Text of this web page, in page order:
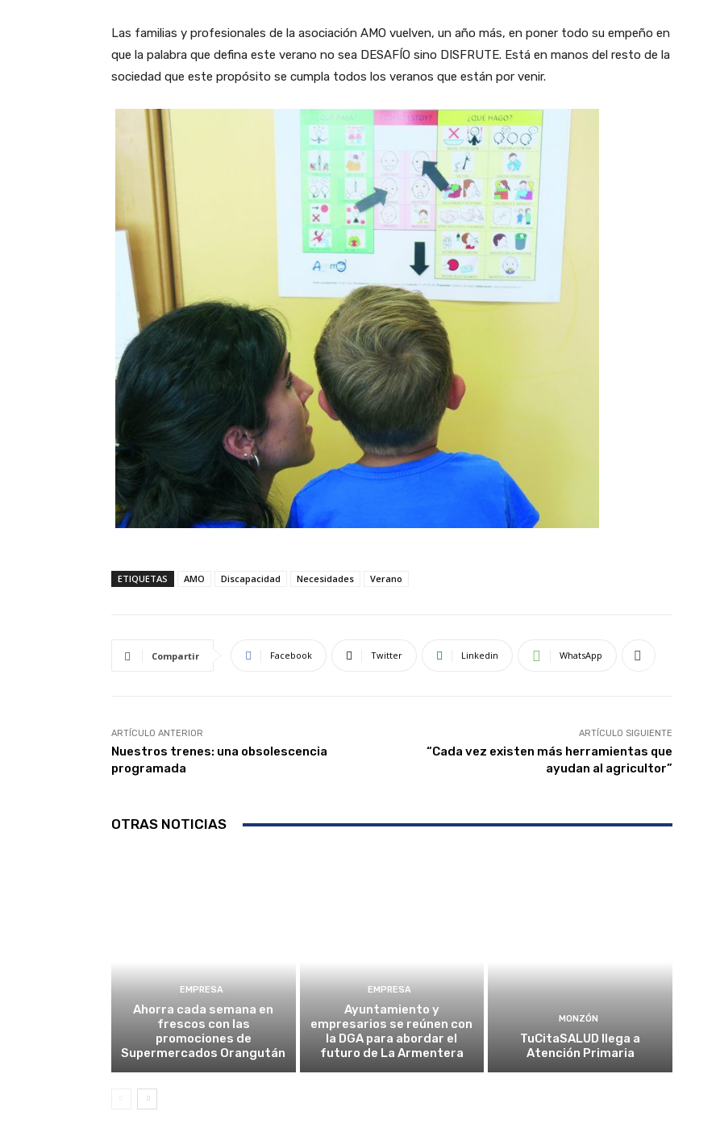
Las familias y profesionales de la asociación AMO vuelven, un año más, en poner todo su empeño en
que la palabra que defina este verano no sea DESAFÍO sino DISFRUTE. Está en manos del resto de la
sociedad que este propósito se cumpla todos los veranos que están por venir.
ETIQUETAS AMO Discapacidad Necesidades Verano
Compartir Facebook Twitter Linkedin WhatsApp
ARTÍCULO ANTERIOR
Nuestros trenes: una obsolescencia
programada
ARTÍCULO SIGUIENTE
“Cada vez existen más herramientas que
ayudan al agricultor”
OTRAS NOTICIAS
EMPRESA
Ahorra cada semana en
frescos con las
promociones de
Supermercados Orangután
EMPRESA
Ayuntamiento y
empresarios se reúnen con
la DGA para abordar el
futuro de La Armentera
MONZÓN
TuCitaSALUD llega a
Atención Primaria